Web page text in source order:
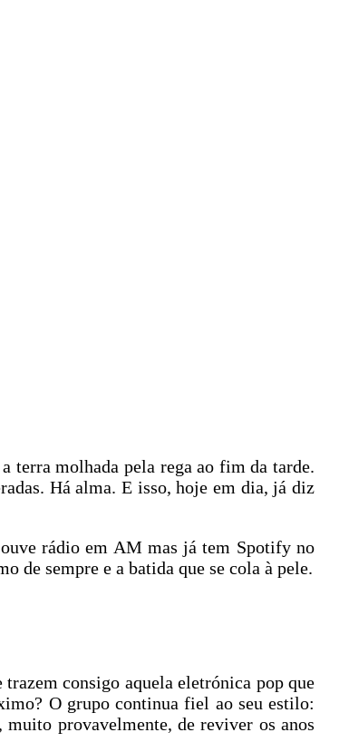
terra molhada pela rega ao fim da tarde.
Há alma. E isso, hoje em dia, já diz
rádio em AM mas já tem Spotify no
de sempre e a batida que se cola à pele.
consigo aquela eletrónica pop que
O grupo continua fiel ao seu estilo:
provavelmente, de reviver os anos